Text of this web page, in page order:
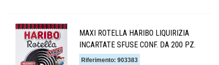
MAXI ROTELLA HARIBO LIQUIRIZIA
INCARTATE SFUSE CONF. DA 200 PZ.
Riferimento: 903383